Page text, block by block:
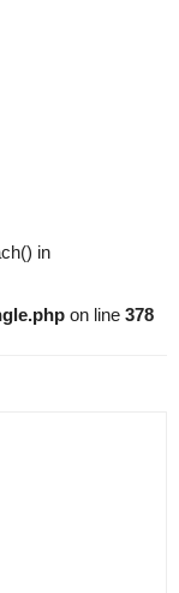
in
on line 378